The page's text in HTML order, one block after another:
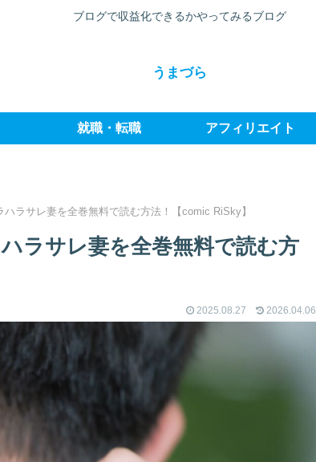
ブログで収益化できるかやってみるブログ
うまづら
就職・転職 アフィリエイト
ラサレ妻を全巻無料で読む方法！【comic RiSky】
ラサレ妻を全巻無料で読む方
2025.08.27 2026.04.06